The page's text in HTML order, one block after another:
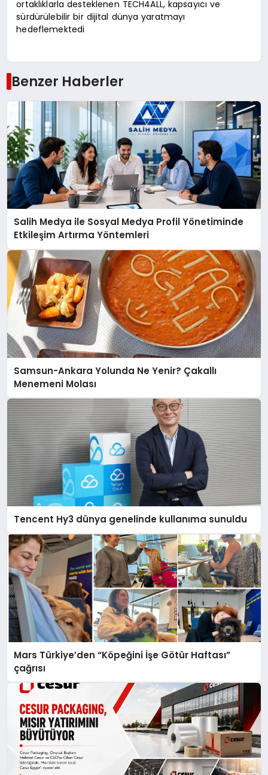
ortaklıklarla desteklenen TECH4ALL, kapsayıcı ve
sürdürülebilir bir dijital dünya yaratmayı
hedeflemektedi
Benzer Haberler
Salih Medya ile Sosyal Medya Profil Yönetiminde
Etkileşim Artırma Yöntemleri
Samsun-Ankara Yolunda Ne Yenir? Çakallı
Menemeni Molası
Tencent Hy3 dünya genelinde kullanıma sunuldu
Mars Türkiye’den “Köpeğini İşe Götür Haftası”
çağrısı